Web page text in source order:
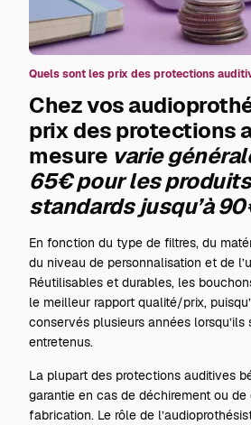
Quels sont les prix des protections
Chez vos
prix des protections
mesure varie
65€ pour les
standards jusqu’à
En fonction du type de filtres, du
du niveau de personnalisation et de
Réutilisables et durables, les
le meilleur rapport qualité/prix,
conservés plusieurs années
entretenus.
La plupart des protections auditives
garantie en cas de déchirement ou
fabrication. Le rôle de